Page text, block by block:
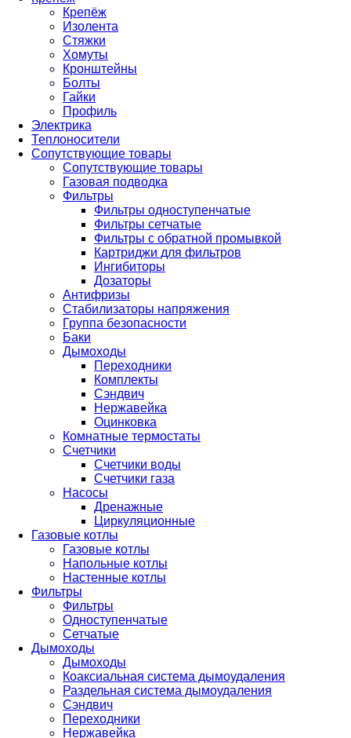
Крепёж
Изолента
Стяжки
Хомуты
Кронштейны
Болты
Гайки
Профиль
Электрика
Теплоносители
Сопутствующие товары
Сопутствующие товары
Газовая подводка
Фильтры
Фильтры одноступенчатые
Фильтры сетчатые
Фильтры с обратной промывкой
Картриджи для фильтров
Ингибиторы
Дозаторы
Антифризы
Стабилизаторы напряжения
Группа безопасности
Баки
Дымоходы
Переходники
Комплекты
Сэндвич
Нержавейка
Оцинковка
Комнатные термостаты
Счетчики
Счетчики воды
Счетчики газа
Насосы
Дренажные
Циркуляционные
Газовые котлы
Газовые котлы
Напольные котлы
Настенные котлы
Фильтры
Фильтры
Одноступенчатые
Сетчатые
Дымоходы
Дымоходы
Коаксиальная система дымоудаления
Раздельная система дымоудаления
Сэндвич
Переходники
Нержавейка